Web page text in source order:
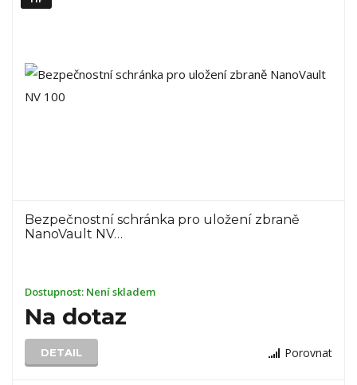
Bezpečnostní schránka pro uložení zbraně
NanoVault NV…
Dostupnost: Není skladem
Na dotaz
DETAIL Porovnat